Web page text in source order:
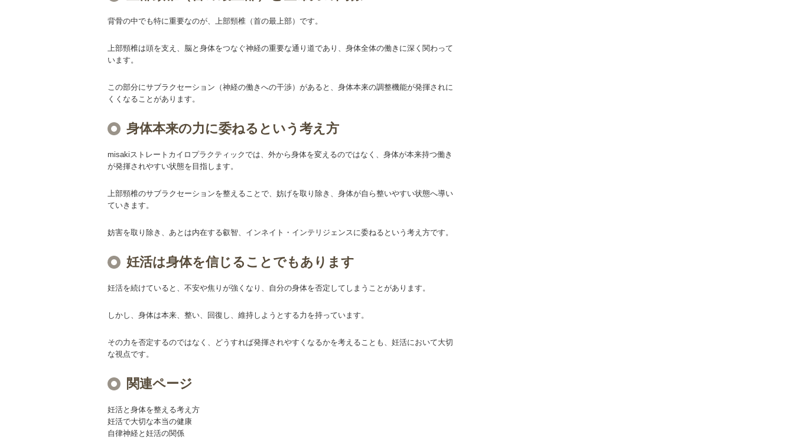
背骨の中でも特に重要なのが、上部頸椎（首の最上部）です。
上部頸椎は頭を支え、脳と身体をつなぐ神経の重要な通り道であり、身体全体の働きに深く関わって
います。
この部分にサブラクセーション（神経の働きへの干渉）があると、身体本来の調整機能が発揮されに
くくなることがあります。
身体本来の力に委ねるという考え方
misakiストレートカイロプラクティックでは、外から身体を変えるのではなく、身体が本来持つ働き
が発揮されやすい状態を目指します。
上部頸椎のサブラクセーションを整えることで、妨げを取り除き、身体が自ら整いやすい状態へ導い
ていきます。
妨害を取り除き、あとは内在する叡智、インネイト・インテリジェンスに委ねるという考え方です。
妊活は身体を信じることでもあります
妊活を続けていると、不安や焦りが強くなり、自分の身体を否定してしまうことがあります。
しかし、身体は本来、整い、回復し、維持しようとする力を持っています。
その力を否定するのではなく、どうすれば発揮されやすくなるかを考えることも、妊活において大切
な視点です。
関連ページ
妊活と身体を整える考え方
妊活で大切な本当の健康
自律神経と妊活の関係